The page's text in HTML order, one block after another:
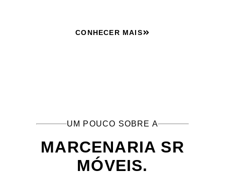
CONHECER MAIS
UM POUCO SOBRE A
MARCENARIA SR
MÓVEIS.